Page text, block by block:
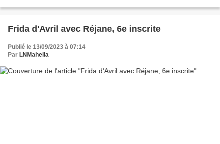
Frida d'Avril avec Réjane, 6e inscrite
Publié le 13/09/2023 à 07:14
Par LNMahelia